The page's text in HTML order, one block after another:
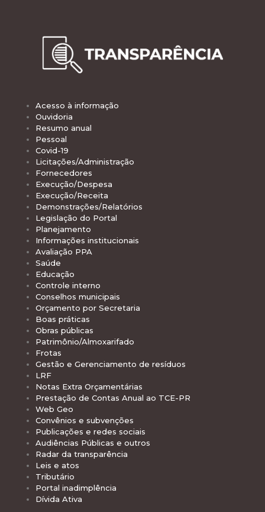
Acesso à informação
Ouvidoria
Resumo anual
Pessoal
Covid-19
Licitações/Administração
Fornecedores
Execução/Despesa
Execução/Receita
Demonstrações/Relatórios
Legislação do Portal
Planejamento
Informações institucionais
Avaliação PPA
Saúde
Educação
Controle interno
Conselhos municipais
Orçamento por Secretaria
Boas práticas
Obras públicas
Patrimônio/Almoxarifado
Frotas
Gestão e Gerenciamento de resíduos
LRF
Notas Extra Orçamentárias
Prestação de Contas Anual ao TCE-PR
Web Geo
Convênios e subvenções
Publicações e redes sociais
Audiências Públicas e outros
Radar da transparência
Leis e atos
Tributário
Portal inadimplência
Dívida Ativa